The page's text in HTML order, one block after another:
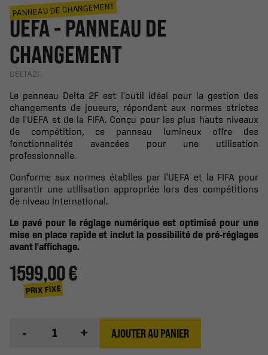
PANNEAU DE CHANGEMENT
UEFA - PANNEAU DE
CHANGEMENT
DELTA2F
Le panneau Delta 2F est l'outil idéal pour la gestion des
changements de joueurs, répondant aux normes strictes
de l'UEFA et de la FIFA. Conçu pour les plus hauts niveaux
de compétition, ce panneau lumineux offre des
fonctionnalités avancées pour une utilisation
professionnelle.
Conforme aux normes établies par l'UEFA et la FIFA pour
garantir une utilisation appropriée lors des compétitions
de niveau international.
Le pavé pour le réglage numérique est optimisé pour une
mise en place rapide et inclut la possibilité de pré-réglages
avant l'affichage.
1 599,00 €
PRIX FIXE
- + AJOUTER AU PANIER